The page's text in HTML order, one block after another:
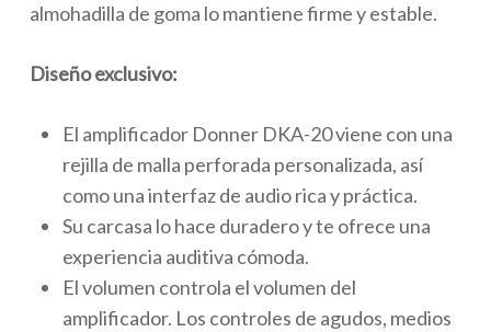
almohadilla de goma lo mantiene firme y estable.
Diseño exclusivo:
El amplificador Donner DKA-20 viene con una
rejilla de malla perforada personalizada, así
como una interfaz de audio rica y práctica.
Su carcasa lo hace duradero y te ofrece una
experiencia auditiva cómoda.
El volumen controla el volumen del
amplificador. Los controles de agudos, medios